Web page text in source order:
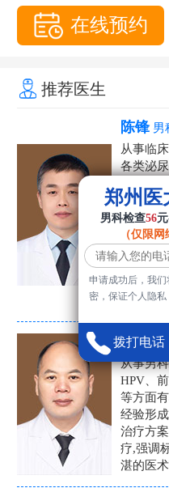
在线预约
推荐医生
陈锋 男
从事临
各类泌
础，诊
面。在
成了一
运用国
科学诊
病、射
形等疾
生。
张营富
从事男
HPV、
等方面
经验形
治疗方
疗,强调
湛的医
郑州医
男科检查56
（仅限网
申请成功后，我
密，保证个人隐私
拨打电话